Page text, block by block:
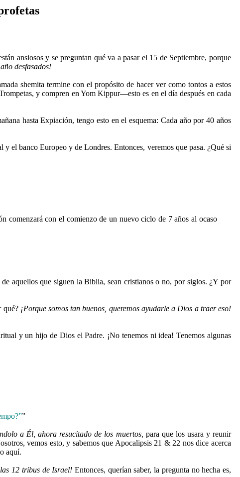
ansiosos y se preguntan qué va a pasar el 15 de Septiembre, porque
desfasados!
shemita termine con el propósito de hacer ver como tontos a estos
y compren en Yom Kippur—esto es en el día después en cada
hasta Expiación, tengo esto en el esquema: Cada año por 40 años
el banco Europeo y de Londres. Entonces, veremos que pasa. ¿Qué si
comenzará con el comienzo de un nuevo ciclo de 7 años al ocaso
aquellos que siguen la Biblia, sean cristianos o no, por siglos. ¿Y por
qué? ¡Porque somos tan buenos, queremos ayudarle a Dios a traer eso!
y un hijo de Dios el Padre. ¡No tenemos ni idea! Tenemos algunas
”
a Él, ahora resucitado de los muertos, para que los usara y reunir
vemos esto, y sabemos que Apocalipsis 21 & 22 nos dice acerca
aquí.
12 tribus de Israel! Entonces, querían saber, la pregunta no hecha es,